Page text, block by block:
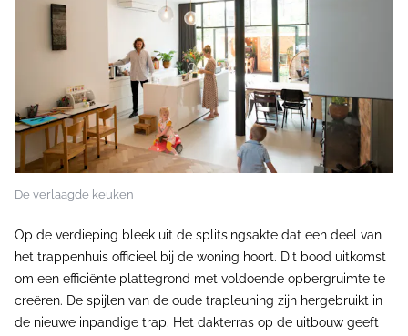
De verlaagde keuken
Op de verdieping bleek uit de splitsingsakte dat een deel van
het trappenhuis officieel bij de woning hoort. Dit bood uitkomst
om een efficiënte plattegrond met voldoende opbergruimte te
creëren. De spijlen van de oude trapleuning zijn hergebruikt in
de nieuwe inpandige trap. Het dakterras op de uitbouw geeft